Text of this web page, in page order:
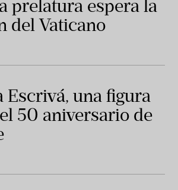
prelatura espera la
del Vaticano
Escrivá, una figura
50 aniversario de